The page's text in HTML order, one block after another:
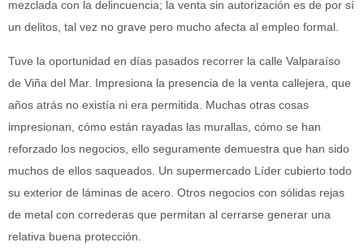
mezclada con la delincuencia; la venta sin autorización es de por sí
un delitos, tal vez no grave pero mucho afecta al empleo formal.
Tuve la oportunidad en días pasados recorrer la calle Valparaíso
de Viña del Mar. Impresiona la presencia de la venta callejera, que
años atrás no existía ni era permitida. Muchas otras cosas
impresionan, cómo están rayadas las murallas, cómo se han
reforzado los negocios, ello seguramente demuestra que han sido
muchos de ellos saqueados. Un supermercado Líder cubierto todo
su exterior de láminas de acero. Otros negocios con sólidas rejas
de metal con correderas que permitan al cerrarse generar una
relativa buena protección.